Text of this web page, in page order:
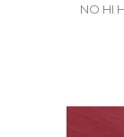
NO HI